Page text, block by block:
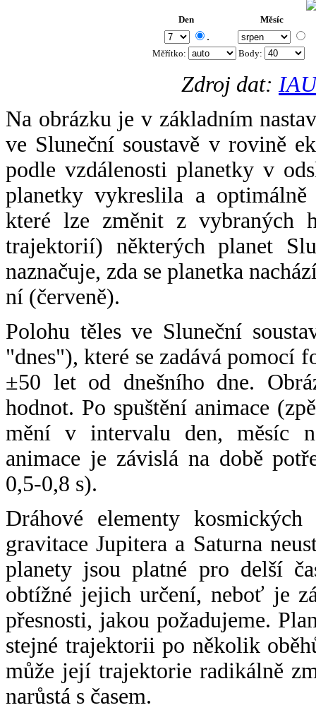
Den Měsíc
.
Měřítko: Body:
Zdroj dat:
Na obrázku je v základním
ve Sluneční soustavě v rovině
podle vzdálenosti planetky v
planetky vykreslila a
které lze změnit z vybraných
trajektorií) některých planet
naznačuje, zda se planetka
ní (červeně).
Polohu těles ve Sluneční
"dnes"), které se zadává pomocí
±50 let od dnešního dne.
hodnot. Po spuštění animace
mění v intervalu den, měsíc
animace je závislá na době
0,5-0,8 s).
Dráhové elementy
gravitace Jupitera a Saturna
planety jsou platné pro delší
obtížné jejich určení, neboť je
přesnosti, jakou požadujeme.
stejné trajektorii po několik
může její trajektorie radikálně
narůstá s časem.